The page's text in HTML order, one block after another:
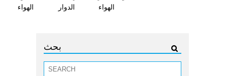
الهواء
الدوار
الهواء
بحث